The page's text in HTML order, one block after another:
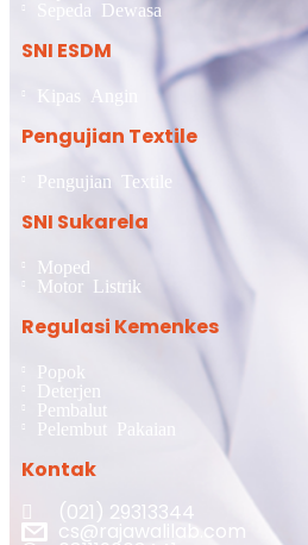
Sepeda Dewasa
SNI ESDM
Kipas Angin
Pengujian Textile
Pengujian Textile
SNI Sukarela
Moped
Motor Listrik
Regulasi Kemenkes
Popok
Deterjen
Pembalut
Pelembut Pakaian
Kontak
(021) 29313344
cs@rajawalilab.com